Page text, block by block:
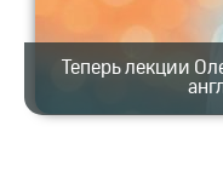
Теперь лекции